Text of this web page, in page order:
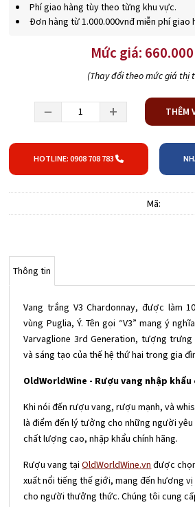
Phí giao hàng tùy theo từng khu vực.
Đơn hàng từ 1.000.000vnđ miễn phí giao
Mức giá:
(Thay đổi theo mức giá thị
− + THÊM
HOTLINE: 0908 708 783
Mã:
Thông tin
Vang trắng V3 Chardonnay, được làm
vùng Puglia, Ý. Tên gọi “V3” mang ý
Varvaglione 3rd Generation, tượng
và sáng tạo của thế hệ thứ hai trong gia
OldWorldWine - Rượu vang nhập
Khi nói đến rượu vang, rượu mạnh, và
là điểm đến lý tưởng cho những người
chất lượng cao, nhập khẩu chính hãng.
Rượu vang tạiOldWorldWine.vn được
xuất nổi tiếng thế giới, mang đến hương
cho người thưởng thức. Chúng tôi cung